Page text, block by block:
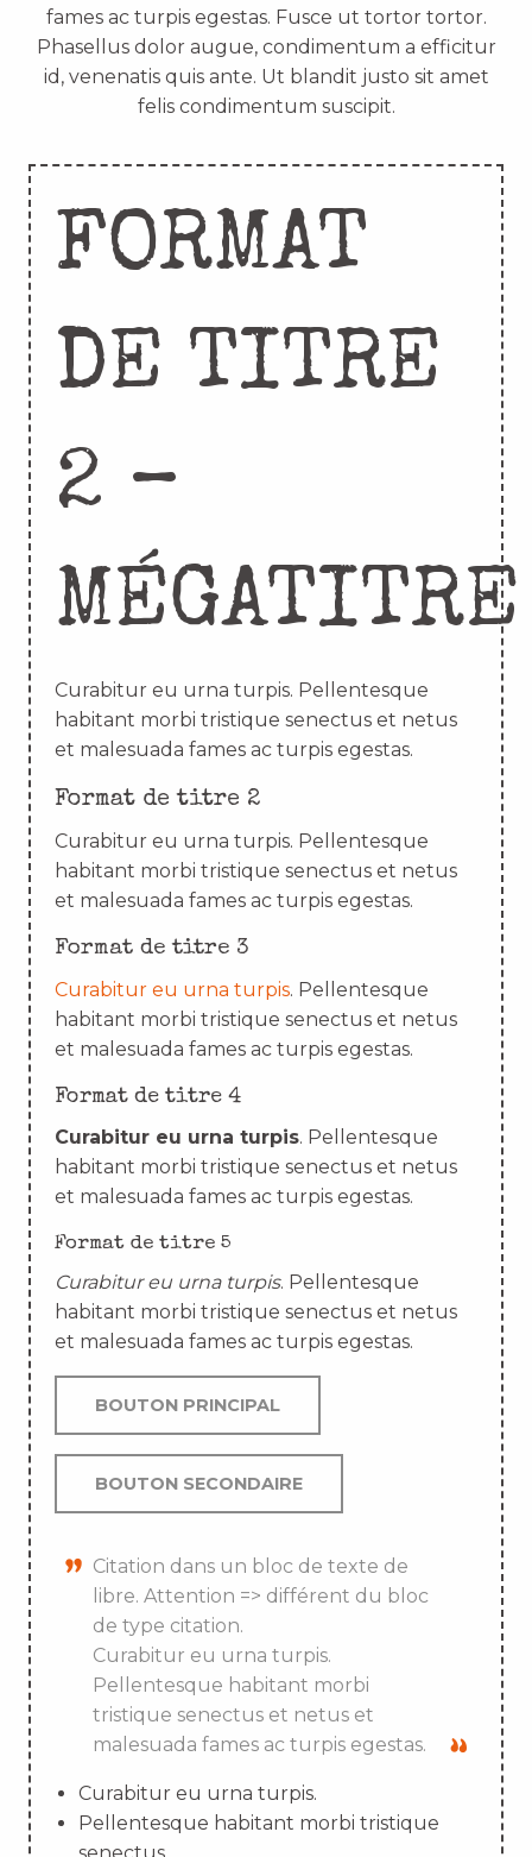
fames ac turpis egestas. Fusce ut tortor tortor.
Phasellus dolor augue, condimentum a efficitur
id, venenatis quis ante. Ut blandit justo sit amet
felis condimentum suscipit.
FORMAT
DE TITRE
2 –
MÉGATITRE
Curabitur eu urna turpis. Pellentesque
habitant morbi tristique senectus et netus
et malesuada fames ac turpis egestas.
Format de titre 2
Curabitur eu urna turpis. Pellentesque
habitant morbi tristique senectus et netus
et malesuada fames ac turpis egestas.
Format de titre 3
Curabitur eu urna turpis. Pellentesque
habitant morbi tristique senectus et netus
et malesuada fames ac turpis egestas.
Format de titre 4
Curabitur eu urna turpis. Pellentesque
habitant morbi tristique senectus et netus
et malesuada fames ac turpis egestas.
Format de titre 5
Curabitur eu urna turpis. Pellentesque
habitant morbi tristique senectus et netus
et malesuada fames ac turpis egestas.
BOUTON PRINCIPAL
BOUTON SECONDAIRE
Citation dans un bloc de texte de
libre. Attention => différent du bloc
de type citation.
Curabitur eu urna turpis.
Pellentesque habitant morbi
tristique senectus et netus et
malesuada fames ac turpis egestas.
Curabitur eu urna turpis.
Pellentesque habitant morbi tristique